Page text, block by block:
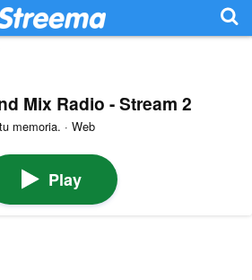
Mix Radio - Stream 2
memoria. · Web
Play